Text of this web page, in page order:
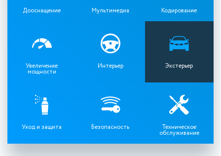
Дооснащение Мультимедиа Кодирование
Увеличение
мощности
Интерьер Экстерьер
Уход и защита Безопасность Техническое
обслуживание